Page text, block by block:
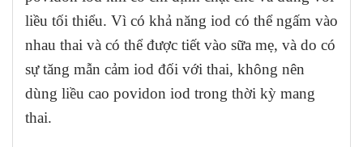
liều tối thiểu. Vì có khả năng iod có thể ngấm vào
nhau thai và có thể được tiết vào sữa mẹ, và do có
sự tăng mẫn cảm iod đối với thai, không nên
dùng liều cao povidon iod trong thời kỳ mang
thai.